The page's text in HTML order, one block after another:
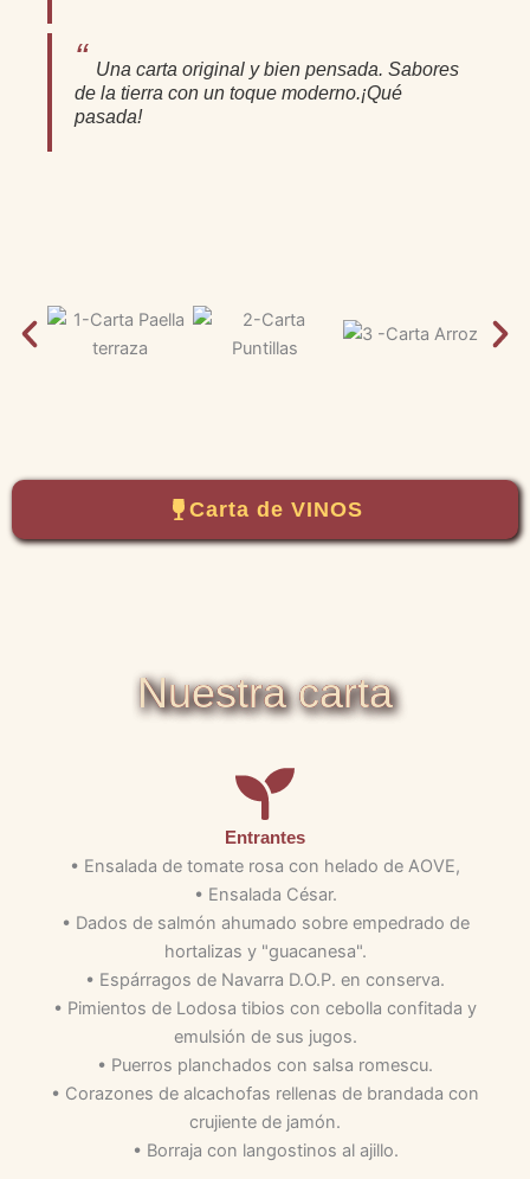
Una carta original y bien pensada. Sabores
de la tierra con un toque moderno.¡Qué
pasada!
Carta de VINOS
Nuestra carta
Entrantes
• Ensalada de tomate rosa con helado de AOVE,
• Ensalada César.
• Dados de salmón ahumado sobre empedrado de
hortalizas y "guacanesa".
• Espárragos de Navarra D.O.P. en conserva.
• Pimientos de Lodosa tibios con cebolla confitada y
emulsión de sus jugos.
• Puerros planchados con salsa romescu.
• Corazones de alcachofas rellenas de brandada con
crujiente de jamón.
• Borraja con langostinos al ajillo.